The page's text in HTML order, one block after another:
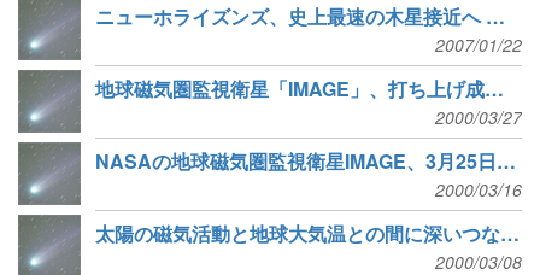
ニューホライズンズ、史上最速の木星接近へ 観測にも期待
2007/01/22
地球磁気圏監視衛星「IMAGE」、打ち上げ成功 (FLORIDA)
2000/03/27
NASAの地球磁気圏監視衛星IMAGE、3月25日打ち上げへ (CNN)
2000/03/16
太陽の磁気活動と地球大気温との間に深いつながり (SpaceDaily)
2000/03/08